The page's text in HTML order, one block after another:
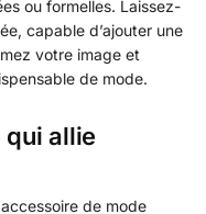
ou formelles. Laissez-
capable d’ajouter une
votre image et
de mode.
qui allie
de mode